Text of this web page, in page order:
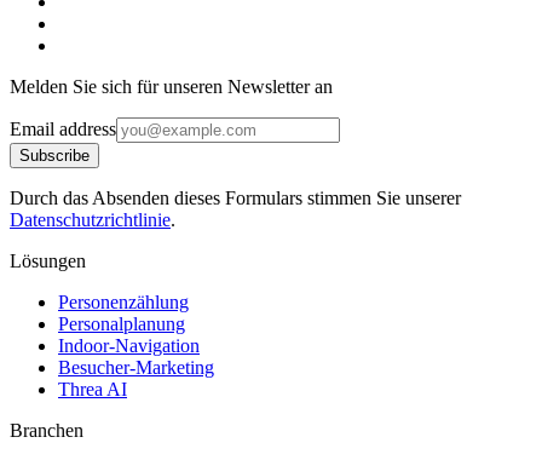
Melden Sie sich für unseren Newsletter an
Email address
Subscribe
Durch das Absenden dieses Formulars stimmen Sie unserer
Datenschutzrichtlinie.
Lösungen
Personenzählung
Personalplanung
Indoor-Navigation
Besucher-Marketing
Threa AI
Branchen